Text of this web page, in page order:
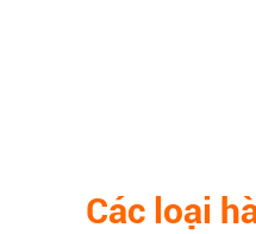
Các loại